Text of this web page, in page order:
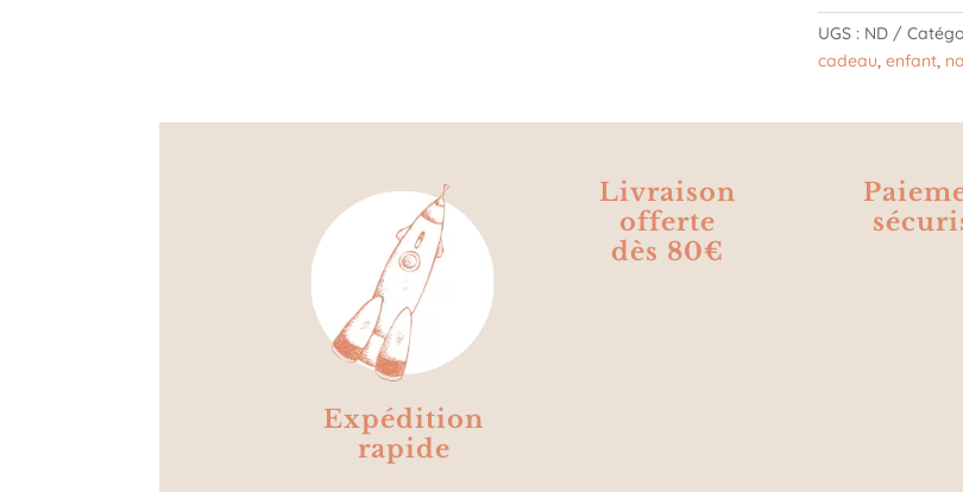
UGS : ND
cadeau,enfant,
Expédition
rapide
Livraison
offerte
dès 80€